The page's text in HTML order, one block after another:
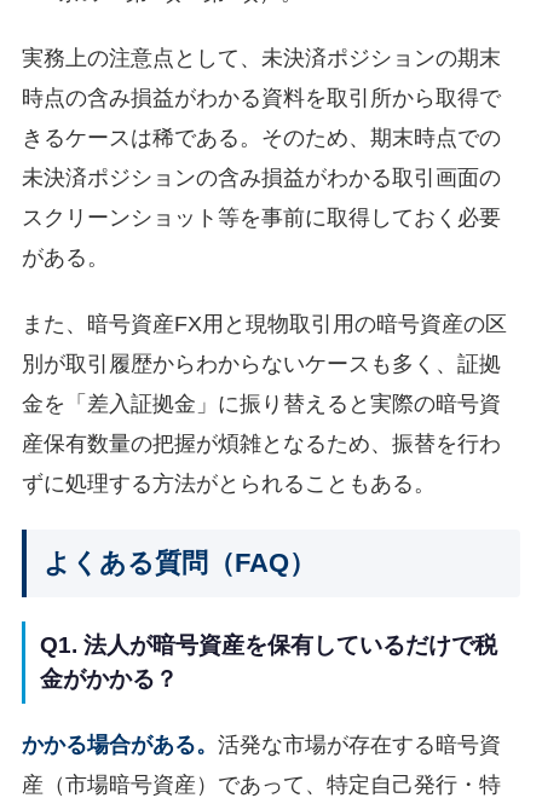
実務上の注意点として、未決済ポジションの期末
時点の含み損益がわかる資料を取引所から取得で
きるケースは稀である。そのため、期末時点での
未決済ポジションの含み損益がわかる取引画面の
スクリーンショット等を事前に取得しておく必要
がある。
また、暗号資産FX用と現物取引用の暗号資産の区
別が取引履歴からわからないケースも多く、証拠
金を「差入証拠金」に振り替えると実際の暗号資
産保有数量の把握が煩雑となるため、振替を行わ
ずに処理する方法がとられることもある。
よくある質問（FAQ）
Q1. 法人が暗号資産を保有しているだけで税
金がかかる？
かかる場合がある。 活発な市場が存在する暗号資
産（市場暗号資産）であって、特定自己発行・特